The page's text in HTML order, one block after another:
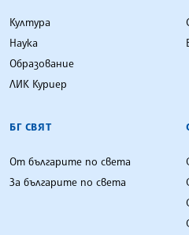
Култура
Наука
Образование
ЛИК Куриер
БГ СВЯТ
От българите по света
За българите по света